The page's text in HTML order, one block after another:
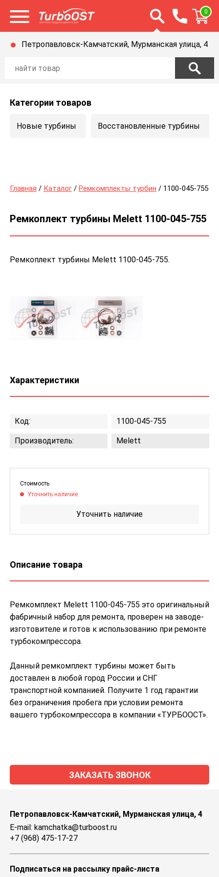
Открыть меню Открыть строку
0
Петропавловск-Камчатский, Мурманская улица, 4
Категории товаров
Новые турбины Восстановленные турбины
Главная / Каталог / Ремкомплекты турбин / 1100-045-755
Ремкоплект турбины Melett 1100-045-755
Ремкоплект турбины Melett 1100-045-755.
Характеристики
Код: 1100-045-755
Производитель: Melett
Стоимость
Уточнить наличие
Уточнить наличие
Описание товара
Ремкомплект Melett 1100-045-755 это оригинальный
фабричный набор для ремонта, проверен на заводе-
изготовителе и готов к использованию при ремонте
турбокомпрессора.
Данный ремкомплект турбины может быть
доставлен в любой город России и СНГ
транспортной компанией. Получите 1 год гарантии
без ограничения пробега при условии ремонта
вашего турбокомпрессора в компании «ТУРБООСТ».
ЗАКАЗАТЬ ЗВОНОК
Петропавловск-Камчатский, Мурманская улица, 4
E-mail: kamchatka@turboost.ru
+7 (968) 475-17-27
Подписаться на рассылку прайс-листа